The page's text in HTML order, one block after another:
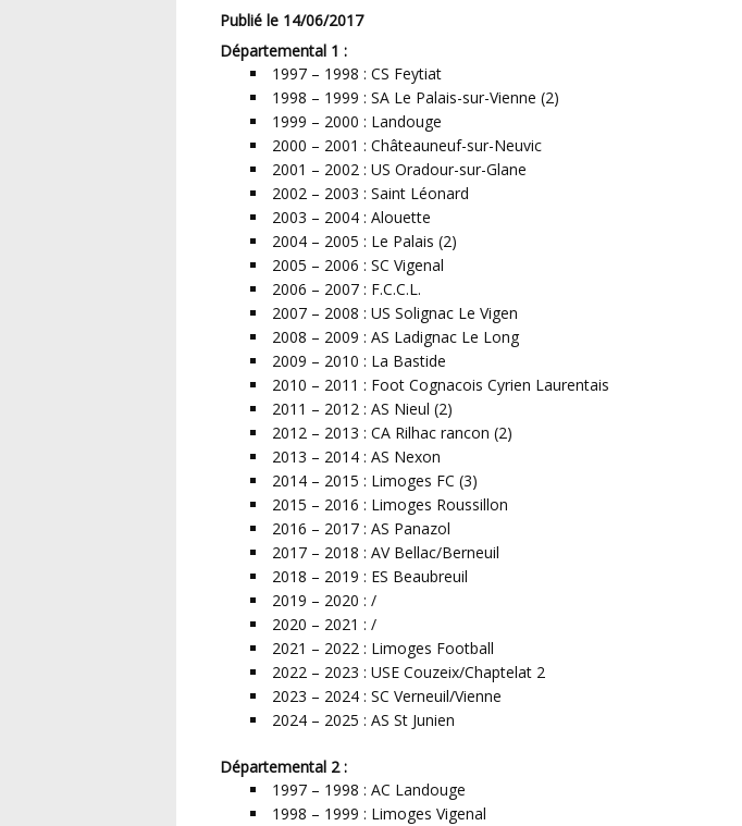
Publié le 14/06/2017
Départemental 1 :
1997 – 1998 : CS Feytiat
1998 – 1999 : SA Le Palais-sur-Vienne (2)
1999 – 2000 : Landouge
2000 – 2001 : Châteauneuf-sur-Neuvic
2001 – 2002 : US Oradour-sur-Glane
2002 – 2003 : Saint Léonard
2003 – 2004 : Alouette
2004 – 2005 : Le Palais (2)
2005 – 2006 : SC Vigenal
2006 – 2007 : F.C.C.L.
2007 – 2008 : US Solignac Le Vigen
2008 – 2009 : AS Ladignac Le Long
2009 – 2010 : La Bastide
2010 – 2011 : Foot Cognacois Cyrien Laurentais
2011 – 2012 : AS Nieul (2)
2012 – 2013 : CA Rilhac rancon (2)
2013 – 2014 : AS Nexon
2014 – 2015 : Limoges FC (3)
2015 – 2016 : Limoges Roussillon
2016 – 2017 : AS Panazol
2017 – 2018 : AV Bellac/Berneuil
2018 – 2019 : ES Beaubreuil
2019 – 2020 : /
2020 – 2021 : /
2021 – 2022 : Limoges Football
2022 – 2023 : USE Couzeix/Chaptelat 2
2023 – 2024 : SC Verneuil/Vienne
2024 – 2025 : AS St Junien
Départemental 2 :
1997 – 1998 : AC Landouge
1998 – 1999 : Limoges Vigenal